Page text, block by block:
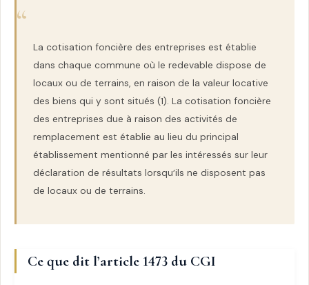
La cotisation foncière des entreprises est établie
dans chaque commune où le redevable dispose de
locaux ou de terrains, en raison de la valeur locative
des biens qui y sont situés (1). La cotisation foncière
des entreprises due à raison des activités de
remplacement est établie au lieu du principal
établissement mentionné par les intéressés sur leur
déclaration de résultats lorsqu’ils ne disposent pas
de locaux ou de terrains.
Ce que dit l’article 1473 du CGI